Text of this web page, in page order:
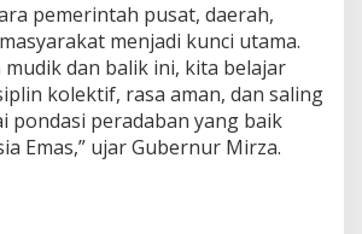
pemerintah pusat, daerah,
menjadi kunci utama.
dan balik ini, kita belajar
kolektif, rasa aman, dan saling
pondasi peradaban yang baik
Emas,” ujar Gubernur Mirza.